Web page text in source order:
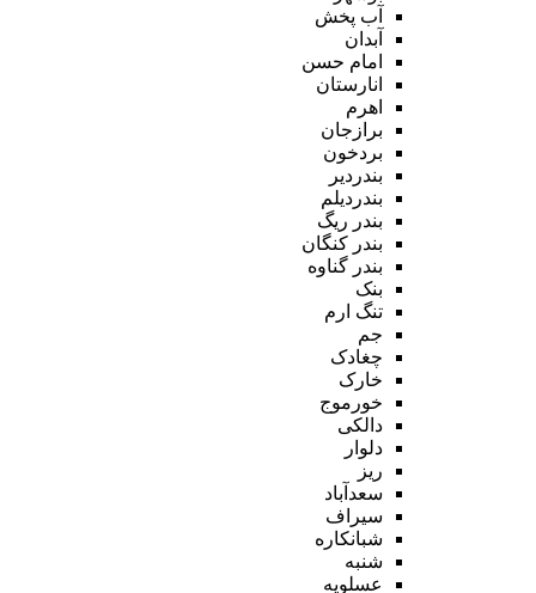
آب پخش
آبدان
امام حسن
انارستان
اهرم
برازجان
بردخون
بندردیر
بندردیلم
بندر ریگ
بندر کنگان
بندر گناوه
بنک
تنگ ارم
جم
چغادک
خارک
خورموج
دالکی
دلوار
ریز
سعدآباد
سیراف
شبانکاره
شنبه
عسلویه